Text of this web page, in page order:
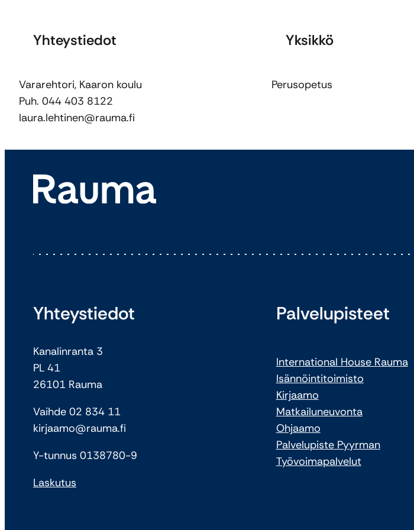
Yhteystiedot
Vararehtori, Kaaron koulu
Puh. 044 403 8122
laura.lehtinen@rauma.fi
Yksikkö
Perusopetus
Yhteystiedot
Kanalinranta 3
PL 41
26101 Rauma
Vaihde 02 834 11
kirjaamo@rauma.fi
Y-tunnus 0138780-9
Laskutus
Palvelupisteet
International House Rauma
Isännöintitoimisto
Kirjaamo
Matkailuneuvonta
Ohjaamo
Palvelupiste Pyyrman
Työvoimapalvelut